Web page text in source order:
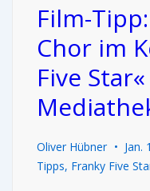
Film-
Chor im
Five
Oliver Hübner Jan.
Tipps, Franky Five